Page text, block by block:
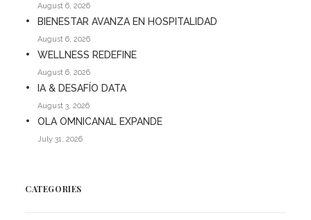
August 6, 2026
BIENESTAR AVANZA EN HOSPITALIDAD
August 6, 2026
WELLNESS REDEFINE
August 6, 2026
IA & DESAFÍO DATA
August 3, 2026
OLA OMNICANAL EXPANDE
July 31, 2026
CATEGORIES